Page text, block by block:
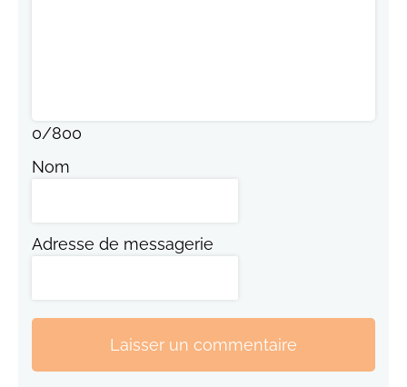
0/800
Nom
Adresse de messagerie
Laisser un commentaire